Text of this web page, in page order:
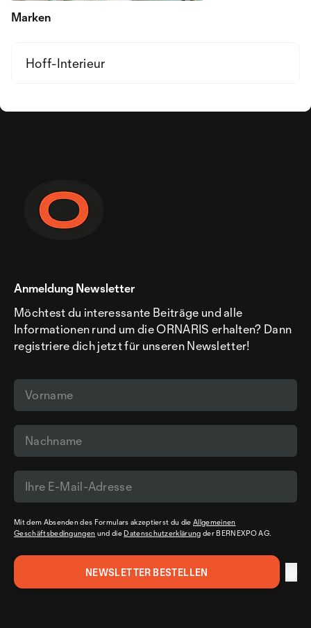
Marken
Hoff-Interieur
Anmeldung Newsletter
Möchtest du interessante Beiträge und alle
Informationen rund um die ORNARIS erhalten? Dann
registriere dich jetzt für unseren Newsletter!
Mit dem Absenden des Formulars akzeptierst du dieAllgemeinen
Geschäftsbedingungen und die Datenschutzerklärung der BERNEXPO AG.